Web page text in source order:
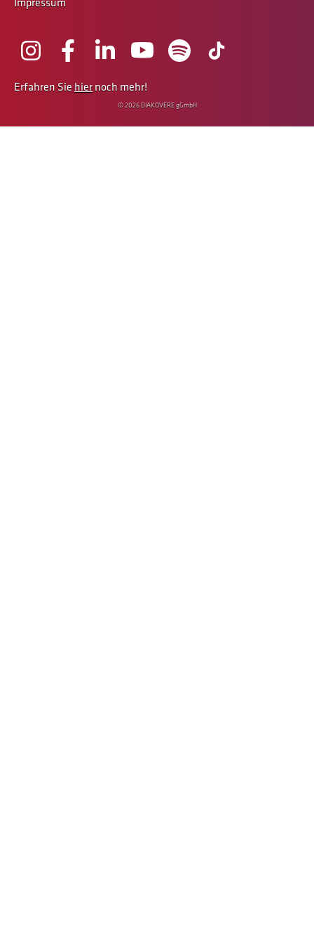
Erfahren Sie hiernoch mehr!
© 2026 DIAKOVERE gGmbH